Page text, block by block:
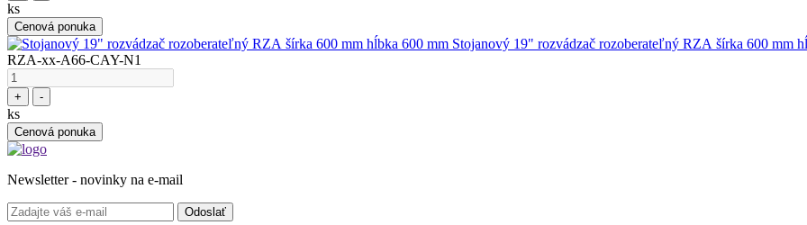
ks
Cenová ponuka
Stojanový 19" rozvádzač rozoberateľný RZA šírka 600 mm
RZA-xx-A66-CAY-N1
+ -
ks
Cenová ponuka
Newsletter - novinky na e-mail
Odoslať